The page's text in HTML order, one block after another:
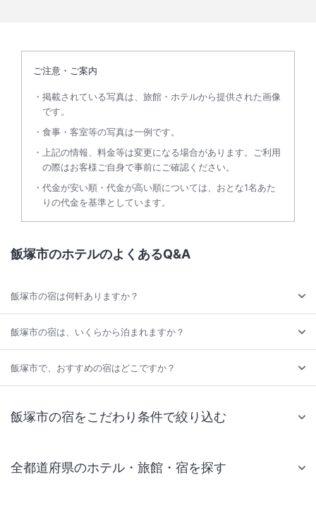
ご注意・ご案内
掲載されている写真は、旅館・ホテルから提供された画像
です。
食事・客室等の写真は一例です。
上記の情報、料金等は変更になる場合があります。ご利用
の際はお客様ご自身で事前にご確認ください。
代金が安い順・代金が高い順については、おとな1名あた
りの代金を基準としています。
飯塚市のホテルのよくあるQ&A
飯塚市の宿は何軒ありますか？
飯塚市の宿は、いくらから泊まれますか？
飯塚市で、おすすめの宿はどこですか？
飯塚市の宿をこだわり条件で絞り込む
全都道府県のホテル・旅館・宿を探す